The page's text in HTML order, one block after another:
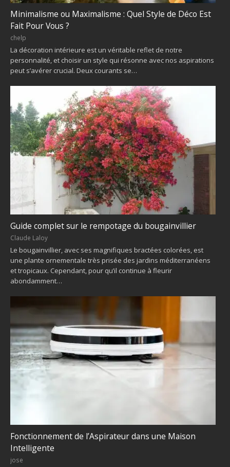
Minimalisme ou Maximalisme : Quel Style de Déco Est
Fait Pour Vous ?
chelp
La décoration intérieure est un véritable reflet de notre
personnalité, et choisir un style qui résonne avec nos aspirations
peut s’avérer crucial. Deux courants se…
Guide complet sur le rempotage du bougainvillier
Claude Laloy
Le bougainvillier, avec ses magnifiques bractées colorées, est
une plante ornementale très prisée des jardins méditerranéens
et tropicaux. Cependant, pour qu’il continue à fleurir
abondamment…
Fonctionnement de l’Aspirateur dans une Maison
Intelligente
jose